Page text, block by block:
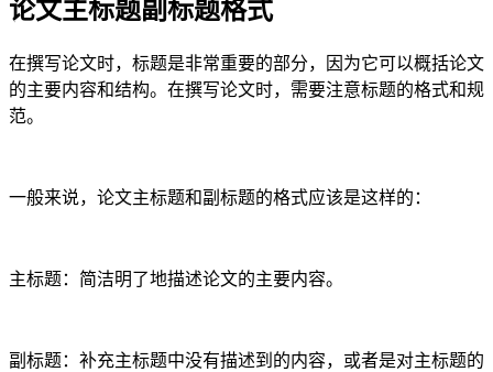
论文主标题副标题格式
在撰写论文时，标题是非常重要的部分，因为它可以概括论文
的主要内容和结构。在撰写论文时，需要注意标题的格式和规
范。
一般来说，论文主标题和副标题的格式应该是这样的：
主标题：简洁明了地描述论文的主要内容。
副标题：补充主标题中没有描述到的内容，或者是对主标题的